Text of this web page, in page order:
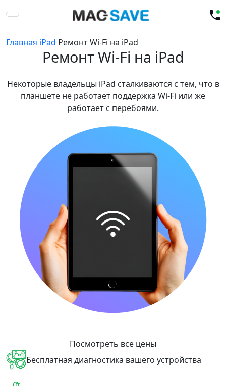
Главная iPad Ремонт Wi-Fi на iPad
Ремонт Wi-Fi на iPad
Некоторые владельцы iPad сталкиваются с тем, что в
планшете не работает поддержка Wi-Fi или же
работает с перебоями.
Посмотреть все цены
Бесплатная диагностика вашего устройства